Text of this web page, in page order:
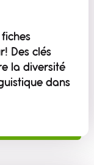
Des clés
la diversité
dans